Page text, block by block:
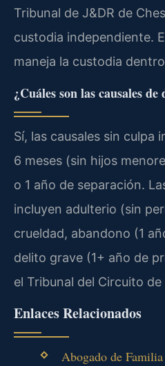
Tribunal de J&DR de
custodia independiente.
maneja la custodia
¿Cuáles son las causales
Sí, las causales sin culpa
6 meses (sin hijos
o 1 año de separación.
incluyen adulterio (sin
crueldad, abandono (1
delito grave (1+ año de
el Tribunal del Circuito de
Enlaces Relacionados
Abogado de